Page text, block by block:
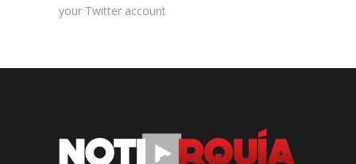
your Twitter account